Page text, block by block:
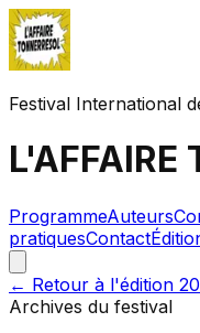
Festival International
L'AFFAIRE
ProgrammeAuteurs
pratiquesContact
← Retour à l'édition
Archives du festival